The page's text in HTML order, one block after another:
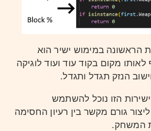
הראשונה במימוש ישיר הוא
מקום בקוד עוד ועוד לוגיקה
הנזק תגדל ותגדל.
הזו נוכל להשתמש
גורם מקשר בין רעיון החסימה
המשחק.